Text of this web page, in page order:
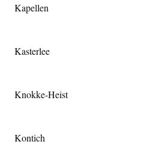
Kapellen
Kasterlee
Knokke-Heist
Kontich